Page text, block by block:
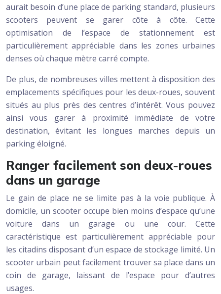
aurait besoin d’une place de parking standard, plusieurs
scooters peuvent se garer côte à côte. Cette
optimisation de l’espace de stationnement est
particulièrement appréciable dans les zones urbaines
denses où chaque mètre carré compte.
De plus, de nombreuses villes mettent à disposition des
emplacements spécifiques pour les deux-roues, souvent
situés au plus près des centres d’intérêt. Vous pouvez
ainsi vous garer à proximité immédiate de votre
destination, évitant les longues marches depuis un
parking éloigné.
Ranger facilement son deux-roues
dans un garage
Le gain de place ne se limite pas à la voie publique. À
domicile, un scooter occupe bien moins d’espace qu’une
voiture dans un garage ou une cour. Cette
caractéristique est particulièrement appréciable pour
les citadins disposant d’un espace de stockage limité. Un
scooter urbain peut facilement trouver sa place dans un
coin de garage, laissant de l’espace pour d’autres
usages.